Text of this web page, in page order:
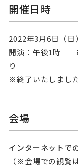
開催日時
2022年3月6日（日）
開演：午後1時
り
※終了いたしました
会場
インターネットで
（※会場での観覧